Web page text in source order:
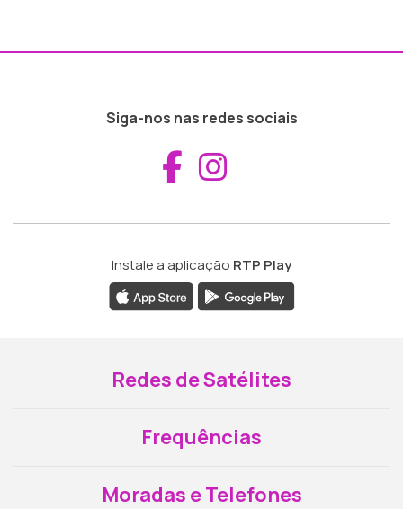
Siga-nos nas redes sociais
Aceder ao
Instale a aplicação RTP Play
Redes de Satélites
Frequências
Moradas e Telefones